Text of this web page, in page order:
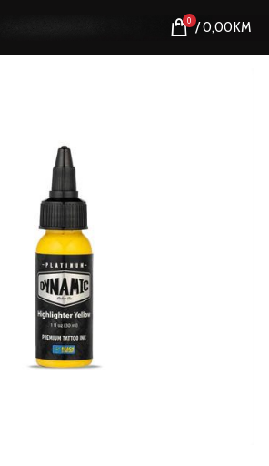
0 /0,00KM